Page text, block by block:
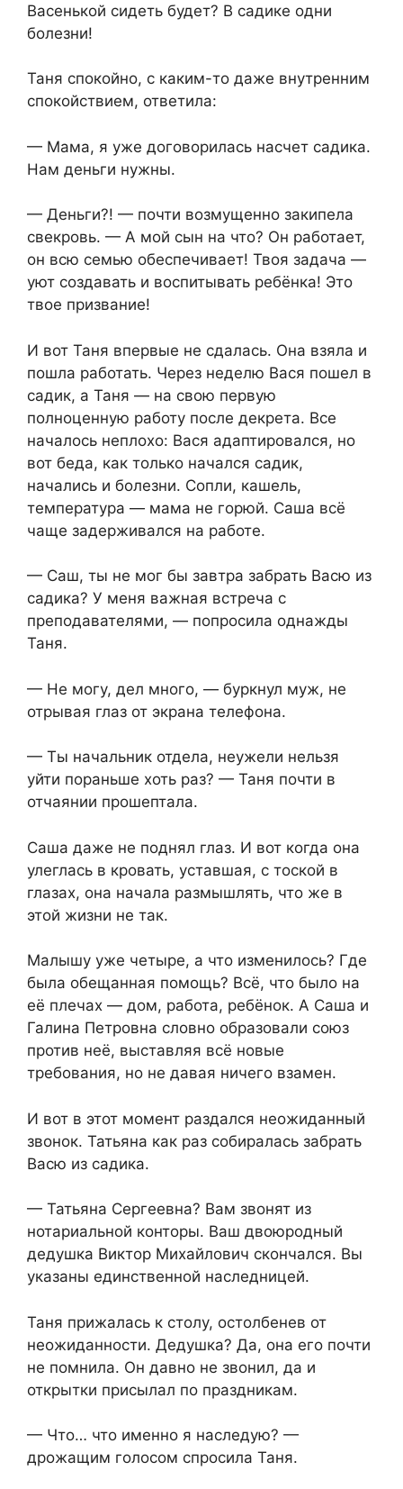
Васенькой сидеть будет? В садике одни
болезни!
Таня спокойно, с каким-то даже внутренним
спокойствием, ответила:
— Мама, я уже договорилась насчет садика.
Нам деньги нужны.
— Деньги?! — почти возмущенно закипела
свекровь. — А мой сын на что? Он работает,
он всю семью обеспечивает! Твоя задача —
уют создавать и воспитывать ребёнка! Это
твое призвание!
И вот Таня впервые не сдалась. Она взяла и
пошла работать. Через неделю Вася пошел в
садик, а Таня — на свою первую
полноценную работу после декрета. Все
началось неплохо: Вася адаптировался, но
вот беда, как только начался садик,
начались и болезни. Сопли, кашель,
температура — мама не горюй. Саша всё
чаще задерживался на работе.
— Саш, ты не мог бы завтра забрать Васю из
садика? У меня важная встреча с
преподавателями, — попросила однажды
Таня.
— Не могу, дел много, — буркнул муж, не
отрывая глаз от экрана телефона.
— Ты начальник отдела, неужели нельзя
уйти пораньше хоть раз? — Таня почти в
отчаянии прошептала.
Саша даже не поднял глаз. И вот когда она
улеглась в кровать, уставшая, с тоской в
глазах, она начала размышлять, что же в
этой жизни не так.
Малышу уже четыре, а что изменилось? Где
была обещанная помощь? Всё, что было на
её плечах — дом, работа, ребёнок. А Саша и
Галина Петровна словно образовали союз
против неё, выставляя всё новые
требования, но не давая ничего взамен.
И вот в этот момент раздался неожиданный
звонок. Татьяна как раз собиралась забрать
Васю из садика.
— Татьяна Сергеевна? Вам звонят из
нотариальной конторы. Ваш двоюродный
дедушка Виктор Михайлович скончался. Вы
указаны единственной наследницей.
Таня прижалась к столу, остолбенев от
неожиданности. Дедушка? Да, она его почти
не помнила. Он давно не звонил, да и
открытки присылал по праздникам.
— Что… что именно я наследую? —
дрожащим голосом спросила Таня.